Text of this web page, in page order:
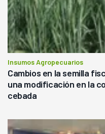
Insumos Agropecuarios
Cambios en la semilla
una modificación en la
cebada